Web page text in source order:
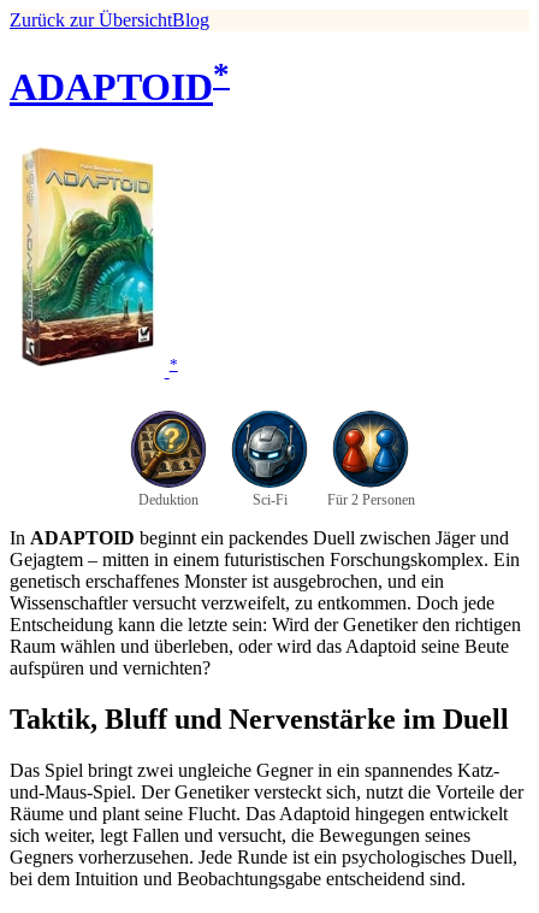
Zurück zur ÜbersichtBlog
ADAPTOID*
*
Deduktion Sci-Fi Für 2 Personen
In ADAPTOID beginnt ein packendes Duell zwischen Jäger und
Gejagtem – mitten in einem futuristischen Forschungskomplex. Ein
genetisch erschaffenes Monster ist ausgebrochen, und ein
Wissenschaftler versucht verzweifelt, zu entkommen. Doch jede
Entscheidung kann die letzte sein: Wird der Genetiker den richtigen
Raum wählen und überleben, oder wird das Adaptoid seine Beute
aufspüren und vernichten?
Taktik, Bluff und Nervenstärke im Duell
Das Spiel bringt zwei ungleiche Gegner in ein spannendes Katz-
und-Maus-Spiel. Der Genetiker versteckt sich, nutzt die Vorteile der
Räume und plant seine Flucht. Das Adaptoid hingegen entwickelt
sich weiter, legt Fallen und versucht, die Bewegungen seines
Gegners vorherzusehen. Jede Runde ist ein psychologisches Duell,
bei dem Intuition und Beobachtungsgabe entscheidend sind.